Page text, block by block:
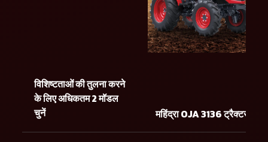
विशिष्टताओं की तुलना करने
के लिए अधिकतम 2 मॉडल
चुनें
महिंद्रा OJA 3136 ट्रैक्टर